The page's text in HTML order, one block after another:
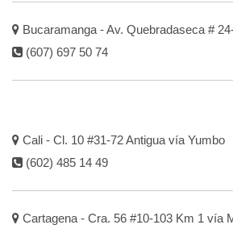
Bucaramanga - Av. Quebradaseca #
(607) 697 50 74
Cali - Cl. 10 #31-72 Antigua vía Yumbo
(602) 485 14 49
Cartagena - Cra. 56 #10-103 Km 1 vía